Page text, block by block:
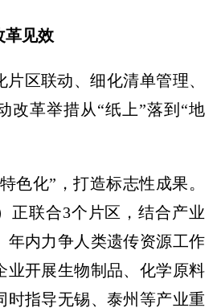
革见效
区联动、细化清单管理、
改革举措从“纸上”落到“地
色化”，打造标志性成果。
正联合3个片区，结合产业
年内力争人类遗传资源工作
业开展生物制品、化学原料
时指导无锡、泰州等产业重